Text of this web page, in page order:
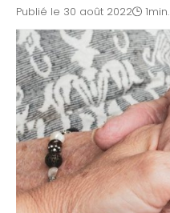
Publié le 30 août 2022 1min.